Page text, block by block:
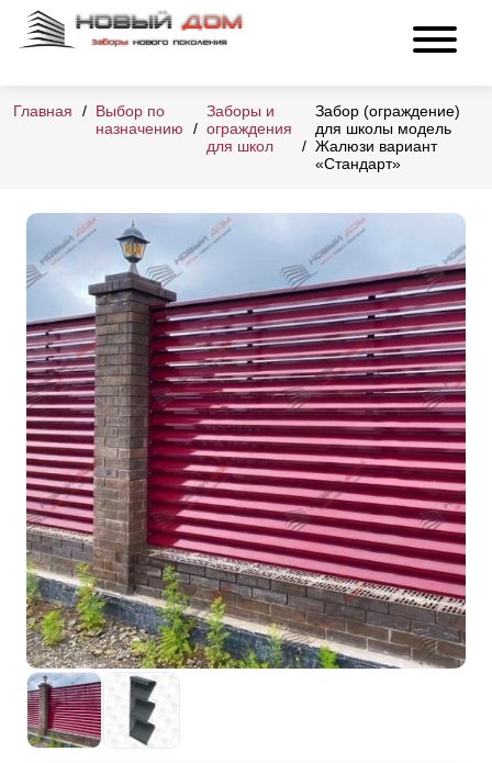
Главная
Выбор по
назначению
Заборы и
ограждения
для школ
Забор (ограждение)
для школы модель
Жалюзи вариант
«Стандарт»